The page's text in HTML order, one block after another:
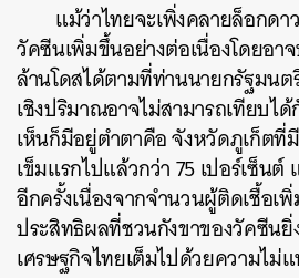
แม้ว่าไทยจะเพิ่งคลายล็อกด
วัคซีนเพิ่มขึ้นอย่างต่อเนื่องโดยอา
ล้านโดสได้ตามที่ท่านนายกรัฐมน
เชิงปริมาณอาจไม่สามารถเทียบ
เห็นก็มีอยู่ตำตาคือ จังหวัดภูเก็ต
เข็มแรกไปแล้วกว่า 75 เปอร์เซ็น
อีกครั้งเนื่องจากจำนวนผู้ติดเชื้อเ
ประสิทธิผลที่ชวนกังขาของวัคซีน
เศรษฐกิจไทยเต็มไปด้วยความไม่